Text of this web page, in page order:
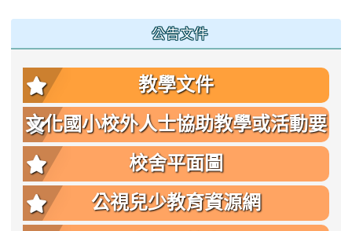
公告文件
教學文件
文化國小校外人士協助教學或活動要
點
校舍平面圖
公視兒少教育資源網